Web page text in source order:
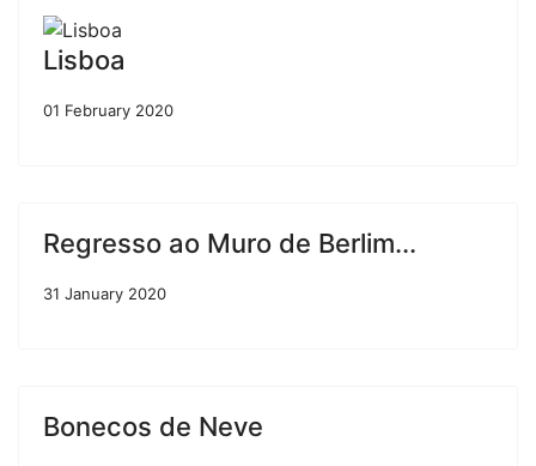
Lisboa
01 February 2020
Regresso ao Muro de Berlim...
31 January 2020
Bonecos de Neve